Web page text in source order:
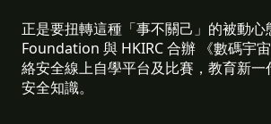
正是要扭轉這種「事不關己」的被動心
Foundation 與 HKIRC 合辦 《數碼宇
絡安全線上自學平台及比賽，教育新一
安全知識。